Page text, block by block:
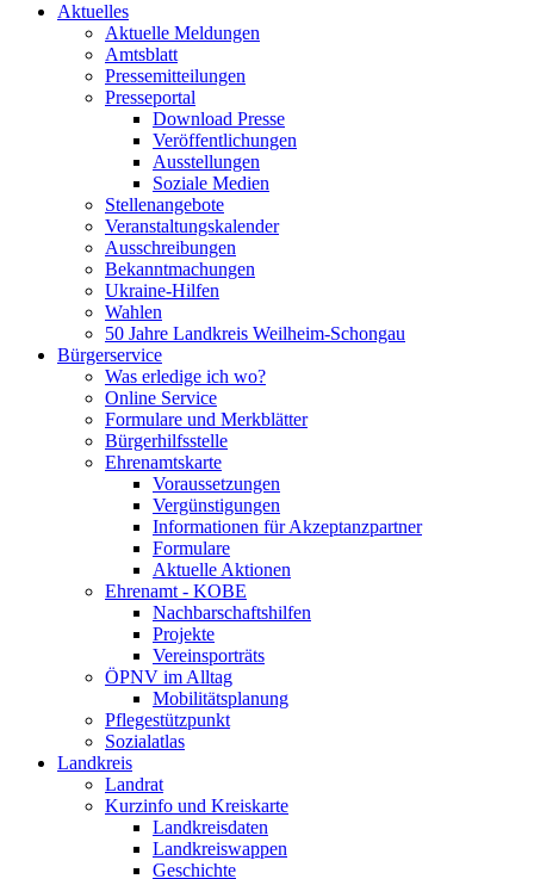
Aktuelles
Aktuelle Meldungen
Amtsblatt
Pressemitteilungen
Presseportal
Download Presse
Veröffentlichungen
Ausstellungen
Soziale Medien
Stellenangebote
Veranstaltungskalender
Ausschreibungen
Bekanntmachungen
Ukraine-Hilfen
Wahlen
50 Jahre Landkreis Weilheim-Schongau
Bürgerservice
Was erledige ich wo?
Online Service
Formulare und Merkblätter
Bürgerhilfsstelle
Ehrenamtskarte
Voraussetzungen
Vergünstigungen
Informationen für Akzeptanzpartner
Formulare
Aktuelle Aktionen
Ehrenamt - KOBE
Nachbarschaftshilfen
Projekte
Vereinsporträts
ÖPNV im Alltag
Mobilitätsplanung
Pflegestützpunkt
Sozialatlas
Landkreis
Landrat
Kurzinfo und Kreiskarte
Landkreisdaten
Landkreiswappen
Geschichte